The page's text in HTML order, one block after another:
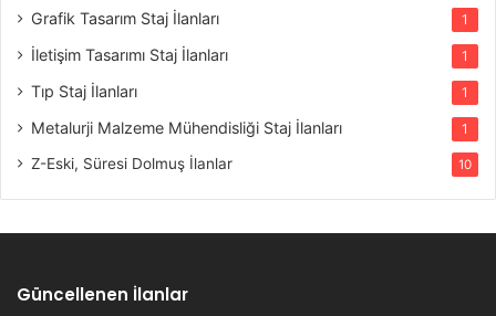
Grafik Tasarım Staj İlanları 1
İletişim Tasarımı Staj İlanları 1
Tıp Staj İlanları 1
Metalurji Malzeme Mühendisliği Staj İlanları 1
Z-Eski, Süresi Dolmuş İlanlar 10
Güncellenen İlanlar